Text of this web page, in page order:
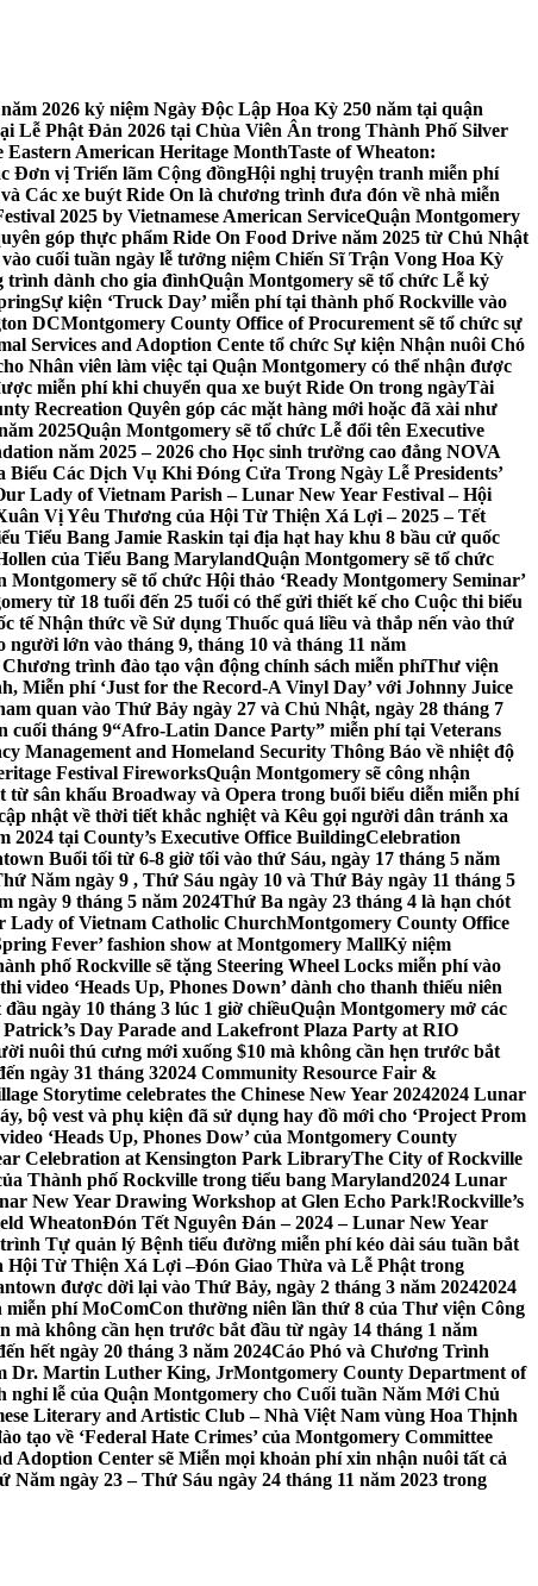
2026 kỷ niệm Ngày Độc Lập Hoa Kỳ 250 năm tại quận
Lễ Phật Đản 2026 tại Chùa Viên Ân trong Thành Phố Silver
Eastern American Heritage MonthTaste of Wheaton:
Đơn vị Triển lãm Cộng đồngHội nghị truyện tranh miễn phí
Các xe buýt Ride On là chương trình đưa đón về nhà miễn
2025 by Vietnamese American ServiceQuận Montgomery
góp thực phẩm Ride On Food Drive năm 2025 từ Chủ Nhật
cuối tuần ngày lễ tưởng niệm Chiến Sĩ Trận Vong Hoa Kỳ
trình dành cho gia đìnhQuận Montgomery sẽ tổ chức Lễ kỷ
Sự kiện ‘Truck Day’ miễn phí tại thành phố Rockville vào
DCMontgomery County Office of Procurement sẽ tổ chức sự
Services and Adoption Cente tổ chức Sự kiện Nhận nuôi Chó
Nhân viên làm việc tại Quận Montgomery có thể nhận được
miễn phí khi chuyển qua xe buýt Ride On trong ngàyTài
Recreation Quyên góp các mặt hàng mới hoặc đã xài như
2025Quận Montgomery sẽ tổ chức Lễ đổi tên Executive
năm 2025 – 2026 cho Học sinh trường cao đẳng NOVA
Các Dịch Vụ Khi Đóng Cửa Trong Ngày Lễ Presidents’
Lady of Vietnam Parish – Lunar New Year Festival – Hội
Vị Yêu Thương của Hội Từ Thiện Xá Lợi – 2025 – Tết
Tiểu Bang Jamie Raskin tại địa hạt hay khu 8 bầu cử quốc
của Tiểu Bang MarylandQuận Montgomery sẽ tổ chức
Montgomery sẽ tổ chức Hội thảo ‘Ready Montgomery Seminar’
từ 18 tuổi đến 25 tuổi có thể gửi thiết kế cho Cuộc thi biểu
tế Nhận thức về Sử dụng Thuốc quá liều và thắp nến vào thứ
lớn vào tháng 9, tháng 10 và tháng 11 năm
trình đào tạo vận động chính sách miễn phíThư viện
Miễn phí ‘Just for the Record-A Vinyl Day’ với Johnny Juice
quan vào Thứ Bảy ngày 27 và Chủ Nhật, ngày 28 tháng 7
cuối tháng 9“Afro-Latin Dance Party” miễn phí tại Veterans
Management and Homeland Security Thông Báo về nhiệt độ
Festival FireworksQuận Montgomery sẽ công nhận
từ sân khấu Broadway và Opera trong buổi biểu diễn miễn phí
nhật về thời tiết khắc nghiệt và Kêu gọi người dân tránh xa
2024 tại County’s Executive Office BuildingCelebration
Buổi tối từ 6-8 giờ tối vào thứ Sáu, ngày 17 tháng 5 năm
Năm ngày 9 , Thứ Sáu ngày 10 và Thứ Bảy ngày 11 tháng 5
ngày 9 tháng 5 năm 2024Thứ Ba ngày 23 tháng 4 là hạn chót
Lady of Vietnam Catholic ChurchMontgomery County Office
Fever’ fashion show at Montgomery MallKỷ niệm
phố Rockville sẽ tặng Steering Wheel Locks miễn phí vào
video ‘Heads Up, Phones Down’ dành cho thanh thiếu niên
ngày 10 tháng 3 lúc 1 giờ chiềuQuận Montgomery mở các
Patrick’s Day Parade and Lakefront Plaza Party at RIO
nuôi thú cưng mới xuống $10 mà không cần hẹn trước bắt
ngày 31 tháng 32024 Community Resource Fair &
Storytime celebrates the Chinese New Year 20242024 Lunar
bộ vest và phụ kiện đã sử dụng hay đồ mới cho ‘Project Prom
‘Heads Up, Phones Dow’ của Montgomery County
Celebration at Kensington Park LibraryThe City of Rockville
Thành phố Rockville trong tiểu bang Maryland2024 Lunar
New Year Drawing Workshop at Glen Echo Park!Rockville’s
WheatonĐón Tết Nguyên Đán – 2024 – Lunar New Year
Tự quản lý Bệnh tiểu đường miễn phí kéo dài sáu tuần bắt
Hội Từ Thiện Xá Lợi –Đón Giao Thừa và Lễ Phật trong
được dời lại vào Thứ Bảy, ngày 2 tháng 3 năm 20242024
phí MoComCon thường niên lần thứ 8 của Thư viện Công
không cần hẹn trước bắt đầu từ ngày 14 tháng 1 năm
hết ngày 20 tháng 3 năm 2024Cáo Phó và Chương Trình
Dr. Martin Luther King, JrMontgomery County Department of
nghỉ lễ của Quận Montgomery cho Cuối tuần Năm Mới Chủ
Literary and Artistic Club – Nhà Việt Nam vùng Hoa Thịnh
tạo về ‘Federal Hate Crimes’ của Montgomery Committee
Adoption Center sẽ Miễn mọi khoản phí xin nhận nuôi tất cả
ngày 23 – Thứ Sáu ngày 24 tháng 11 năm 2023 trong